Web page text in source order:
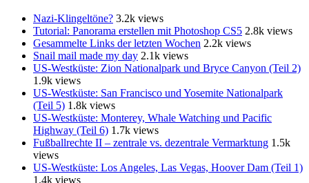
Nazi-Klingeltöne? 3.2k views
Tutorial: Panorama erstellen mit Photoshop CS5 2.8k views
Gesammelte Links der letzten Wochen 2.2k views
Snail mail made my day 2.1k views
US-Westküste: Zion Nationalpark und Bryce Canyon (Teil 2)
1.9k views
US-Westküste: San Francisco und Yosemite Nationalpark
(Teil 5) 1.8k views
US-Westküste: Monterey, Whale Watching und Pacific
Highway (Teil 6) 1.7k views
Fußballrechte II – zentrale vs. dezentrale Vermarktung 1.5k
views
US-Westküste: Los Angeles, Las Vegas, Hoover Dam (Teil 1)
1.4k views